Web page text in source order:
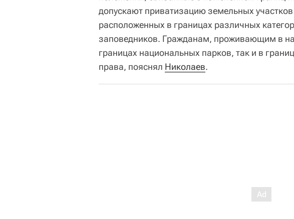
допускают приватизацию земельных
расположенных в границах различных
заповедников. Гражданам, проживающим в
границах национальных парков, так и в
права, пояснял Николаев.